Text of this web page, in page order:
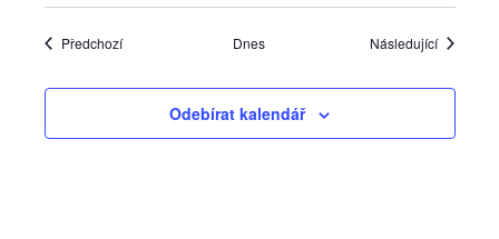
PředchozíAkce Dnes NásledujícíAkce
Odebírat kalendář